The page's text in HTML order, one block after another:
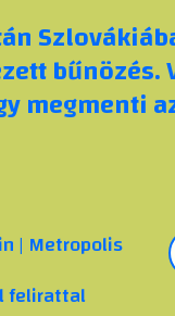
megmenti
| Metropolis
felirattal